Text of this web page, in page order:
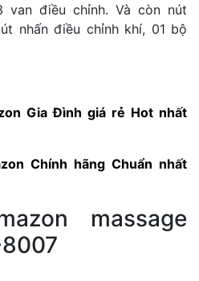
van điều chỉnh. Và còn nút
nhấn điều chỉnh khí, 01 bộ
Gia Đình giá rẻ Hot nhất
Chính hãng Chuẩn nhất
massage